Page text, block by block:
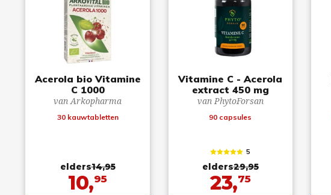
Acerola bio Vitamine
C 1000
van Arkopharma
30 kauwtabletten
elders14,95
10,95
Vitamine C - Acerola
extract 450 mg
van PhytoForsan
90 capsules
5
elders29,95
23,75